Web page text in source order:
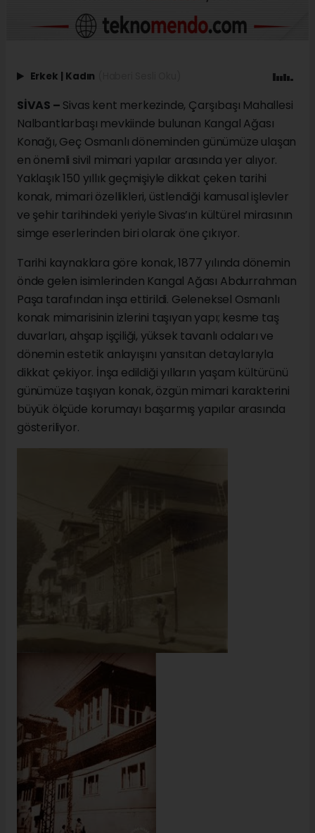
Erkek Kadın
SİVAS – Sivas kent merkezinde, Çarşıbaşı Mahallesi
Nalbantlarbaşı mevkiinde bulunan Kangal Ağası
Konağı, Geç Osmanlı döneminden günümüze ulaşan
en önemli sivil mimari yapılar arasında yer alıyor.
Yaklaşık 150 yıllık geçmişiyle dikkat çeken tarihi
konak, mimari özellikleri, üstlendiği kamusal işlevler
ve şehir tarihindeki yeriyle Sivas’ın kültürel mirasının
simge eserlerinden biri olarak öne çıkıyor.
Tarihi kaynaklara göre konak, 1877 yılında dönemin
önde gelen isimlerinden Kangal Ağası Abdurrahman
Paşa tarafından inşa ettirildi. Geleneksel Osmanlı
konak mimarisinin izlerini taşıyan yapı; kesme taş
duvarları, ahşap işçiliği, yüksek tavanlı odaları ve
dönemin estetik anlayışını yansıtan detaylarıyla
dikkat çekiyor. İnşa edildiği yılların yaşam kültürünü
günümüze taşıyan konak, özgün mimari karakterini
büyük ölçüde korumayı başarmış yapılar arasında
gösteriliyor.